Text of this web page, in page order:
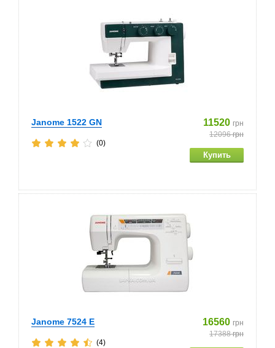
Janome 1522 GN 11520 грн
12096грн
(0)
Janome 7524 E 16560 грн
17388грн
(4)